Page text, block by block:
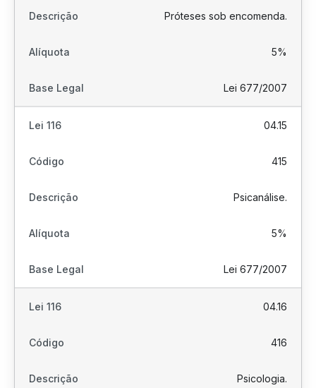
Próteses sob encomenda.
5%
Lei 677/2007
04.15
415
Psicanálise.
5%
Lei 677/2007
04.16
416
Psicologia.